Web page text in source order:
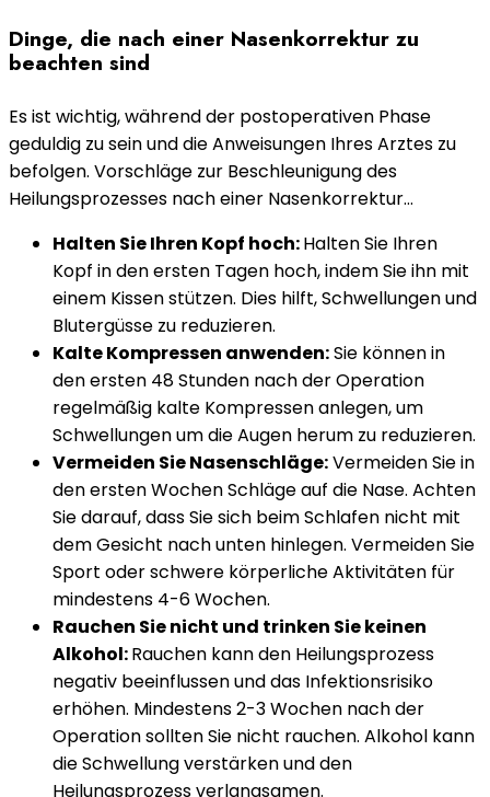
Dinge, die nach einer Nasenkorrektur zu
beachten sind
Es ist wichtig, während der postoperativen Phase
geduldig zu sein und die Anweisungen Ihres Arztes zu
befolgen. Vorschläge zur Beschleunigung des
Heilungsprozesses nach einer Nasenkorrektur…
Halten Sie Ihren Kopf hoch:Halten Sie Ihren
Kopf in den ersten Tagen hoch, indem Sie ihn mit
einem Kissen stützen. Dies hilft, Schwellungen und
Blutergüsse zu reduzieren.
Kalte Kompressen anwenden:Sie können in
den ersten 48 Stunden nach der Operation
regelmäßig kalte Kompressen anlegen, um
Schwellungen um die Augen herum zu reduzieren.
Vermeiden Sie Nasenschläge:Vermeiden Sie in
den ersten Wochen Schläge auf die Nase. Achten
Sie darauf, dass Sie sich beim Schlafen nicht mit
dem Gesicht nach unten hinlegen. Vermeiden Sie
Sport oder schwere körperliche Aktivitäten für
mindestens 4-6 Wochen.
Rauchen Sie nicht und trinken Sie keinen
Alkohol:Rauchen kann den Heilungsprozess
negativ beeinflussen und das Infektionsrisiko
erhöhen. Mindestens 2-3 Wochen nach der
Operation sollten Sie nicht rauchen. Alkohol kann
die Schwellung verstärken und den
Heilungsprozess verlangsamen.